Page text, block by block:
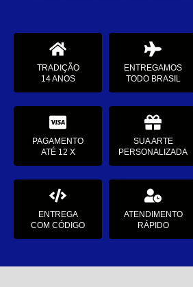
TRADIÇÃO
14 ANOS
ENTREGAMOS
TODO BRASIL
PAGAMENTO
ATÉ 12 X
SUA ARTE
PERSONALIZADA
ENTREGA
COM CÓDIGO
ATENDIMENTO
RÁPIDO